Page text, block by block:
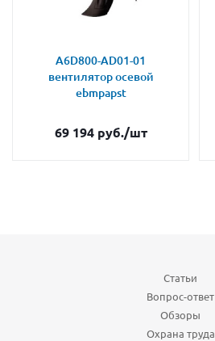
A6D800-AD01-01
вентилятор осевой
ebmpapst
69 194руб./шт
Статьи
Вопрос-ответ
Обзоры
Охрана труда